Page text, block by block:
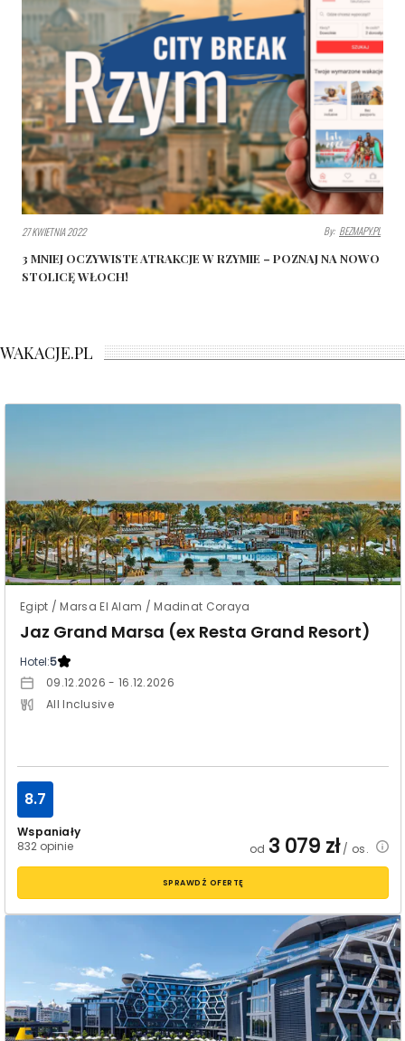
27 KWIETNIA 2022 By: BEZMAPY.PL
3 MNIEJ OCZYWISTE ATRAKCJE W RZYMIE – POZNAJ NA NOWO
STOLICĘ WŁOCH!
WAKACJE.PL
Egipt / Marsa El Alam / Madinat Coraya
Jaz Grand Marsa (ex Resta Grand Resort)
Hotel:5
09.12.2026 - 16.12.2026
All Inclusive
Wspaniały
832 opinie
8.7
od 3 079 zł/ os.
SPRAWDŹ OFERTĘ